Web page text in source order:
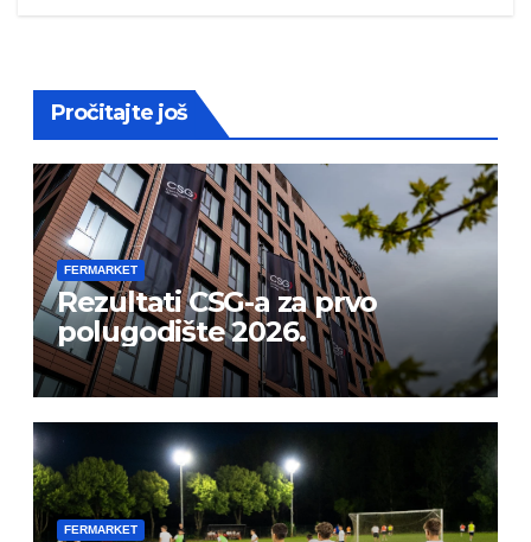
Pročitajte još
FERMARKET
Rezultati CSG-a za prvo
polugodište 2026.
FERMARKET